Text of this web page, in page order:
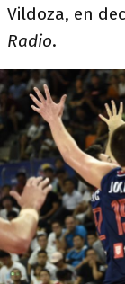
Vildoza, en
Radio.